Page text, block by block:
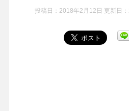
投稿日：2018年2月12日 更新日：